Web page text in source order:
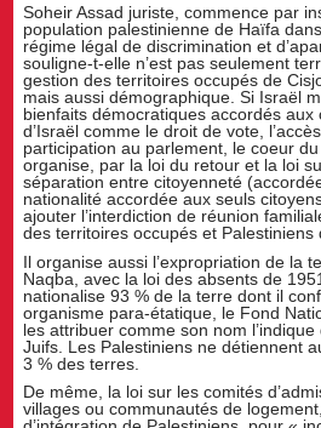
Soheir Assad juriste, commence par
population palestinienne de Haïfa
régime légal de discrimination et
souligne-t-elle n’est pas seulement
gestion des territoires occupés de
mais aussi démographique. Si Israël
bienfaits démocratiques accordés aux
d’Israël comme le droit de vote,
participation au parlement, le coeur
organise, par la loi du retour et la loi
séparation entre citoyenneté
nationalité accordée aux seuls
ajouter l’interdiction de réunion
des territoires occupés et Palestiniens
Il organise aussi l’expropriation de la
Naqba, avec la loi des absents de
nationalise 93 % de la terre dont il
organisme para-étatique, le Fond
les attribuer comme son nom l’indique
Juifs. Les Palestiniens ne détiennent
3 % des terres.
De même, la loi sur les comités
villages ou communautés de